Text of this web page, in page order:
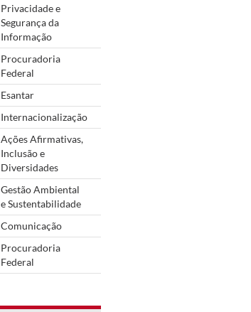
Privacidade e
Segurança da
Informação
Procuradoria
Federal
Esantar
Internacionalização
Ações Afirmativas,
Inclusão e
Diversidades
Gestão Ambiental
e Sustentabilidade
Comunicação
Procuradoria
Federal